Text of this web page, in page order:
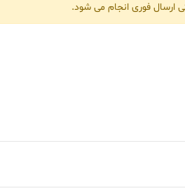
ارسال فوری انجام می شود.